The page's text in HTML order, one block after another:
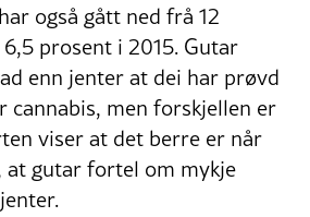
også gått ned frå 12
prosent i 2015. Gutar
enn jenter at dei har prøvd
cannabis, men forskjellen er
viser at det berre er når
at gutar fortel om mykje